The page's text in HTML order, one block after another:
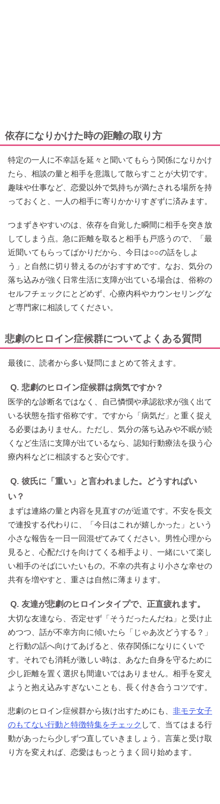
依存になりかけた時の距離の取り方
特定の一人に不幸話を延々と聞いてもらう関係になりかけ
たら、相談の量と相手を意識して散らすことが大切です。
趣味や仕事など、恋愛以外で気持ちが満たされる場所を持
っておくと、一人の相手に寄りかかりすぎずに済みます。
つまずきやすいのは、依存を自覚した瞬間に相手を突き放
してしまう点。急に距離を取ると相手も戸惑うので、「最
近聞いてもらってばかりだから、今日は○○の話をしよ
う」と自然に切り替えるのがおすすめです。なお、気分の
落ち込みが強く日常生活に支障が出ている場合は、俗称の
セルフチェックにとどめず、心療内科やカウンセリングな
ど専門家に相談してください。
悲劇のヒロイン症候群についてよくある質問
最後に、読者から多い疑問にまとめて答えます。
Q. 悲劇のヒロイン症候群は病気ですか？
医学的な診断名ではなく、自己憐憫や承認欲求が強く出て
いる状態を指す俗称です。ですから「病気だ」と重く捉え
る必要はありません。ただし、気分の落ち込みや不眠が続
くなど生活に支障が出ているなら、認知行動療法を扱う心
療内科などに相談すると安心です。
Q. 彼氏に「重い」と言われました。どうすればい
い？
まずは連絡の量と内容を見直すのが近道です。不安を長文
で連投する代わりに、「今日はこれが嬉しかった」という
小さな報告を一日一回混ぜてみてください。男性心理から
見ると、心配だけを向けてくる相手より、一緒にいて楽し
い相手のそばにいたいもの。不幸の共有より小さな幸せの
共有を増やすと、重さは自然に薄まります。
Q. 友達が悲劇のヒロインタイプで、正直疲れます。
大切な友達なら、否定せず「そうだったんだね」と受け止
めつつ、話が不幸方向に傾いたら「じゃあ次どうする？」
と行動の話へ向けてあげると、依存関係になりにくいで
す。それでも消耗が激しい時は、あなた自身を守るために
少し距離を置く選択も間違いではありません。相手を変え
ようと抱え込みすぎないことも、長く付き合うコツです。
悲劇のヒロイン症候群から抜け出すためにも、 非モテ女子
のもてない行動と特徴特集をチェック して、当てはまる行
動があったら少しずつ直していきましょう。言葉と受け取
り方を変えれば、恋愛はもっとうまく回り始めます。